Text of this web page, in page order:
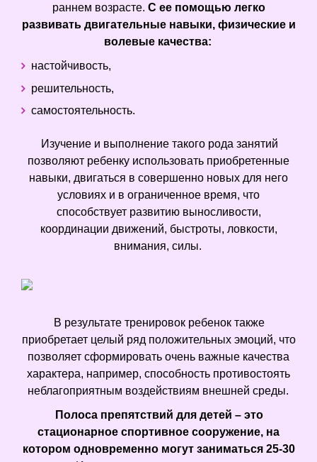
раннем возрасте. С ее помощью легко
развивать двигательные навыки, физические и
волевые качества:
настойчивость,
решительность,
самостоятельность.
Изучение и выполнение такого рода занятий
позволяют ребенку использовать приобретенные
навыки, двигаться в совершенно новых для него
условиях и в ограниченное время, что
способствует развитию выносливости,
координации движений, быстроты, ловкости,
внимания, силы.
В результате тренировок ребенок также
приобретает целый ряд положительных эмоций, что
позволяет сформировать очень важные качества
характера, например, способность противостоять
неблагоприятным воздействиям внешней среды.
Полоса препятствий для детей – это
стационарное спортивное сооружение, на
котором одновременно могут заниматься 25-30